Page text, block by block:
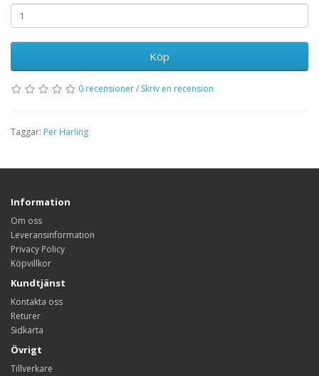
Köp
0 recensioner/ Skriv en recension
Taggar: Per Harling
Information
Om oss
Leveransinformation
Privacy Policy
Köpvillkor
Kundtjänst
Kontakta oss
Returer
Sidkarta
Övrigt
Tillverkare